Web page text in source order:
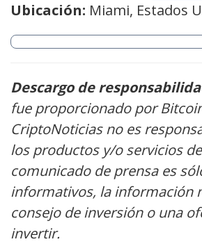
Ubicación: Miami, Estados
Descargo de
fue proporcionado por
CriptoNoticias no es
los productos y/o servicios
comunicado de prensa es
informativos, la información
consejo de inversión o una
invertir.